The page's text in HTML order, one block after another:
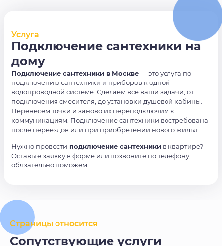
Услуга
Подключение сантехники на
дому
Подключение сантехники в Москве— это услуга по
подключению сантехники и приборов к одной
водопроводной системе. Сделаем все ваши задачи, от
подключения смесителя, до установки душевой кабины.
Перенесем точки и заново их переподключим к
коммуникациям. Подключение сантехники востребована
после переездов или при приобретении нового жилья.
Нужно провести подключение сантехники в квартире?
Оставьте заявку в форме или позвоните по телефону,
обязательно поможем.
Страницы относится
Сопутствующие услуги